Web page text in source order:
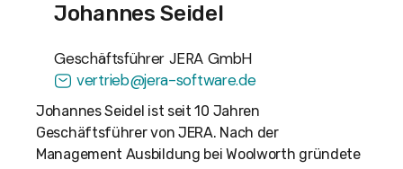
Johannes Seidel
Geschäftsführer JERA GmbH
vertrieb@jera-software.de
Johannes Seidel ist seit 10 Jahren
Geschäftsführer von JERA. Nach der
Management Ausbildung bei Woolworth gründete